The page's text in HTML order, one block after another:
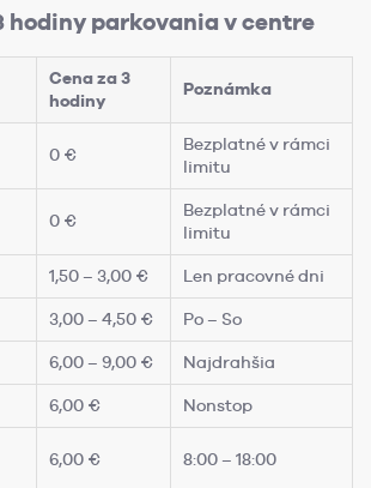
hodiny parkovania v centre
Cena za 3
hodiny
Poznámka
0 €
Bezplatné v rámci
limitu
0 €
Bezplatné v rámci
limitu
1,50 – 3,00 € Len pracovné dni
3,00 – 4,50 € Po – So
6,00 – 9,00 € Najdrahšia
6,00 € Nonstop
6,00 € 8:00 – 18:00